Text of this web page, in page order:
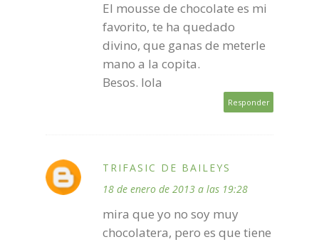
El mousse de chocolate es mi
favorito, te ha quedado
divino, que ganas de meterle
mano a la copita.
Besos. lola
Responder
TRIFASIC DE BAILEYS
18 de enero de 2013 a las 19:28
mira que yo no soy muy
chocolatera, pero es que tiene